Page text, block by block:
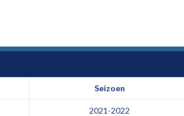
Seizoen
2021-2022